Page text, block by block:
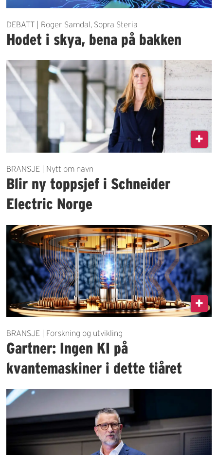
DEBATT | Roger Samdal, Sopra Steria
Hodet i skya, bena på bakken
BRANSJE | Nytt om navn
Blir ny toppsjef i Schneider
Electric Norge
BRANSJE | Forskning og utvikling
Gartner: Ingen KI på
kvantemaskiner i dette tiåret